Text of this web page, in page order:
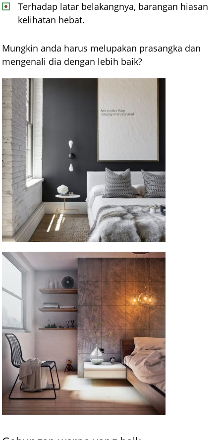
Terhadap latar belakangnya, barangan hiasan
kelihatan hebat.
Mungkin anda harus melupakan prasangka dan
mengenali dia dengan lebih baik?